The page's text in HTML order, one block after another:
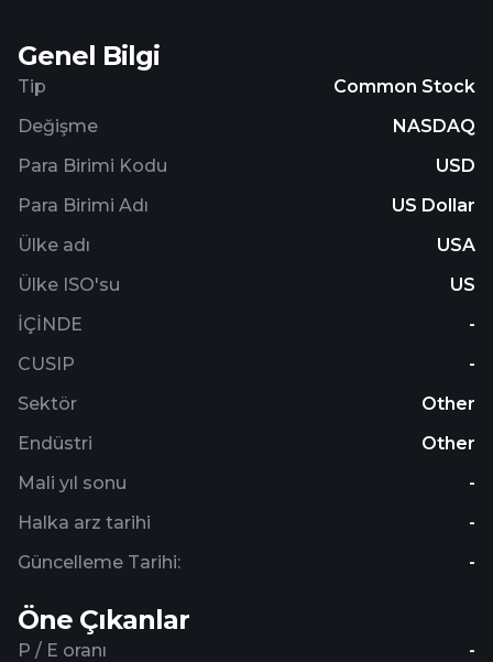
Genel Bilgi
Tip
Common Stock
Değişme
NASDAQ
Para Birimi Kodu
USD
Para Birimi Adı
US Dollar
Ülke adı
USA
Ülke ISO'su
US
İÇİNDE
-
CUSIP
-
Sektör
Other
Endüstri
Other
Mali yıl sonu
-
Halka arz tarihi
-
Güncelleme Tarihi:
-
Öne Çıkanlar
P / E oranı
-